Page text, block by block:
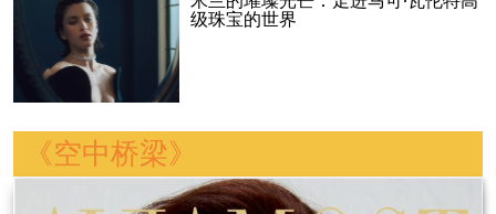
级珠宝的世界
《空中桥梁》